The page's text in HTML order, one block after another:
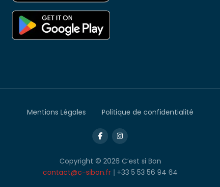
Copyright © 2026 C’est si Bon
contact@c-sibon.fr | +33 5 53 56 94 64
Mentions Légales Politique de confidentialité